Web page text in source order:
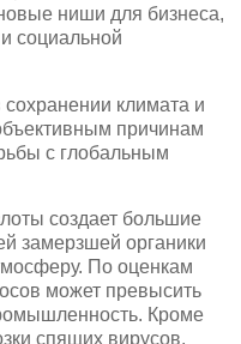
ниши для бизнеса,
социальной
климата и
причинам
с глобальным
создает большие
замерзшей органики
По оценкам
может превысить
Кроме
спящих вирусов,